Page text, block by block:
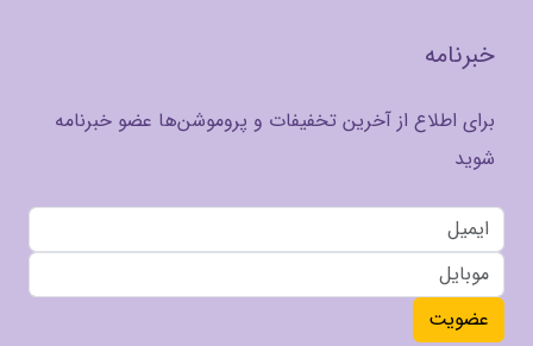
خبرنامه
برای اطلاع از آخرین تخفیفات و پروموشن‌ها عضو خبرنامه
شوید
عضویت